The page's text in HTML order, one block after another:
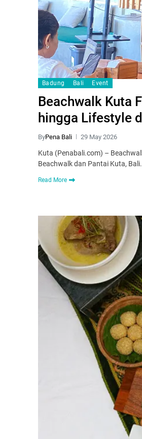
Badung Bali Event
Beachwalk Kuta
hingga Lifestyle
ByPena Bali 29 May 2026
Kuta (Penabali.com) –
Beachwalk dan Pantai Kuta,
Read More